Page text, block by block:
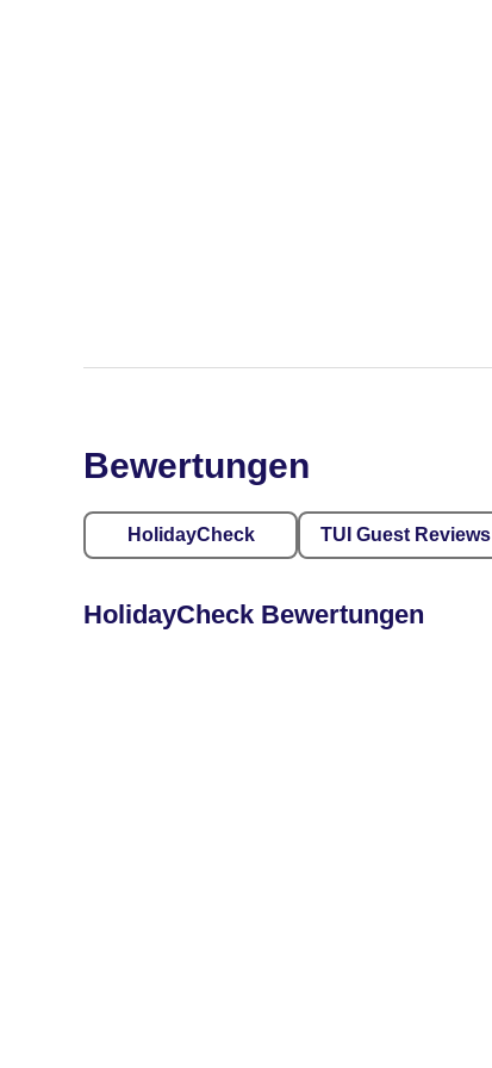
Bewertungen
HolidayCheck TUI Guest Reviews
HolidayCheck Bewertungen